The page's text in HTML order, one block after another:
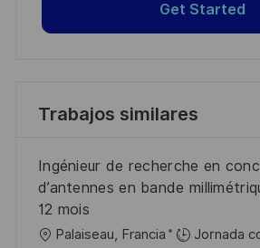
Get Started
Trabajos similares
Ingénieur de recherche en
d’antennes en bande
12 mois
U Palaiseau, Francia
Jornada